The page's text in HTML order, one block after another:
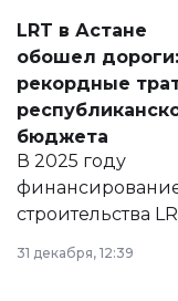
документ
появился в базе
нормативных
правовых актов
на сайте маслихат
города.
LRT в Астане
обошел дороги:
рекордные
бюджета
В 2025 году
строительства
в Астане из
31 декабря, 12:39